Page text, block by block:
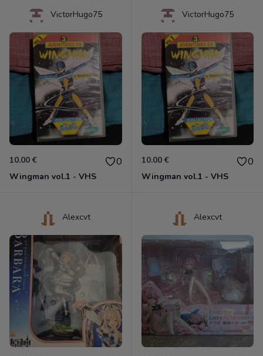
VictorHugo75
10.00 € 0
Wingman vol.1 - VHS
VictorHugo75
10.00 € 0
Wingman vol.1 - VHS
Alexcvt Alexcvt